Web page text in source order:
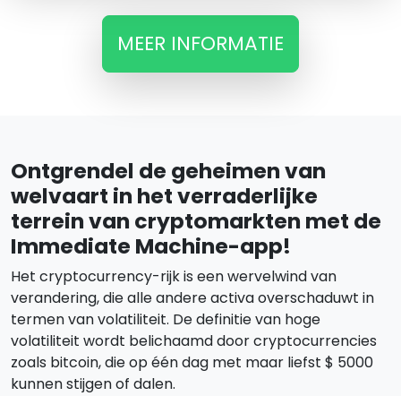
MEER INFORMATIE
Ontgrendel de geheimen van
welvaart in het verraderlijke
terrein van cryptomarkten met de
Immediate Machine-app!
Het cryptocurrency-rijk is een wervelwind van
verandering, die alle andere activa overschaduwt in
termen van volatiliteit. De definitie van hoge
volatiliteit wordt belichaamd door cryptocurrencies
zoals bitcoin, die op één dag met maar liefst $ 5000
kunnen stijgen of dalen.